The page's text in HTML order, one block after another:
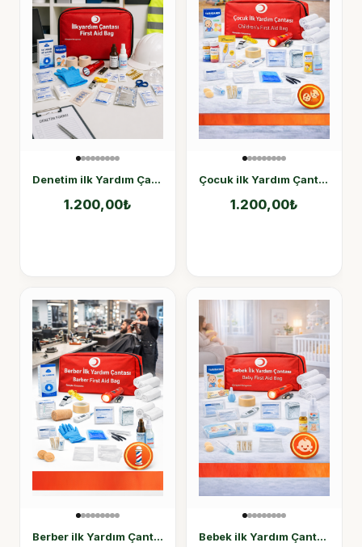
Denetim ilk Yardım Çantası Yönetmelik Uyumlu
1.200,00₺
Çocuk ilk Yardım Çantası
1.200,00₺
Berber ilk Yardım Çantası Bebek ilk Yardım Çantası